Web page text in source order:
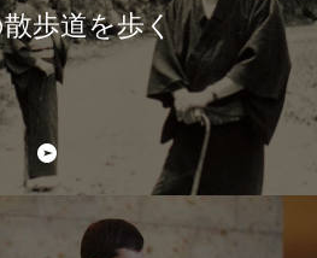
歩道を歩く